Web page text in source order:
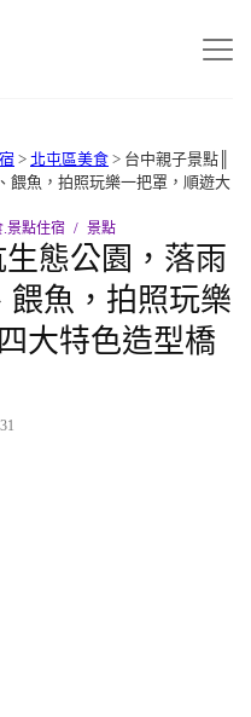
> 北屯區美食 > 台中親子景點║
餵魚，拍照玩樂一把罩，順遊大
.景點住宿 景點
態公園，落雨
餵魚，拍照玩樂
大特色造型橋